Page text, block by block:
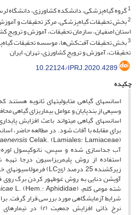
1گروه گیاه‌پزشکی، دانشکده کشاورزی، دانشگاه
2بخش تحقیقات گیاه‌پزشکی، مرکز تحقیقات و
استان اصفهان، سازمان تحقیقات، آموزش و ترویج
3بخش تحقیقات آفت‌کش‌ها، موسسه تحقیقات
تحقیقات، آموزش و ترویج کشاورزی، تهران، ایران
10.22124/IPRJ.2020.4289
چکیده
اسانس­های گیاهی متابولیت­های ثانویه هستند
وسیعی از بندپایان و عوامل بیماری­زای گیاهی
اسانس­های گیاهی می­تواند باعث افزایش
برای مقابله با آفات شود. در مطالعه حاضر،
آب جداسازی شده و سپس، نانوکپسول
استفاده از روش پلیمریزاسیون درجا تهیه
زیرکشنده 25 درصد (LC 25
)
آویشن دنایی به روش غوطه­ور کردن برگ
شته مومی کلم،
شرایط آزمایشگاهی مورد بررسی قرار گرفت.
نرخ ذاتی افزایش جمعیت (r) در تیمارهای